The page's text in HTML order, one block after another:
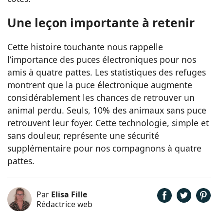
Une leçon importante à retenir
Cette histoire touchante nous rappelle
l’importance des puces électroniques pour nos
amis à quatre pattes. Les statistiques des refuges
montrent que la puce électronique augmente
considérablement les chances de retrouver un
animal perdu. Seuls, 10% des animaux sans puce
retrouvent leur foyer. Cette technologie, simple et
sans douleur, représente une sécurité
supplémentaire pour nos compagnons à quatre
pattes.
Par Elisa Fille
Rédactrice web